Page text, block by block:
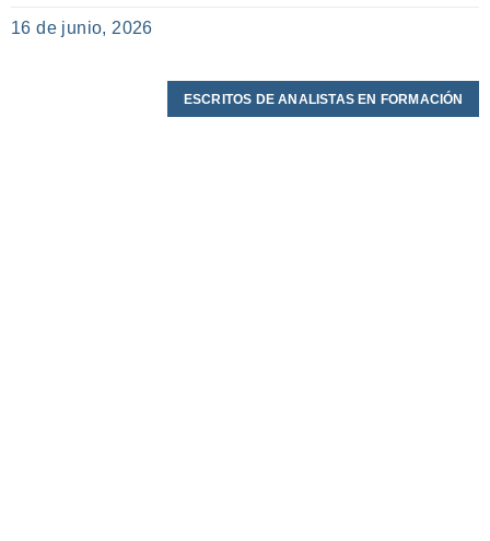
16 de junio, 2026
ESCRITOS DE ANALISTAS EN FORMACIÓN